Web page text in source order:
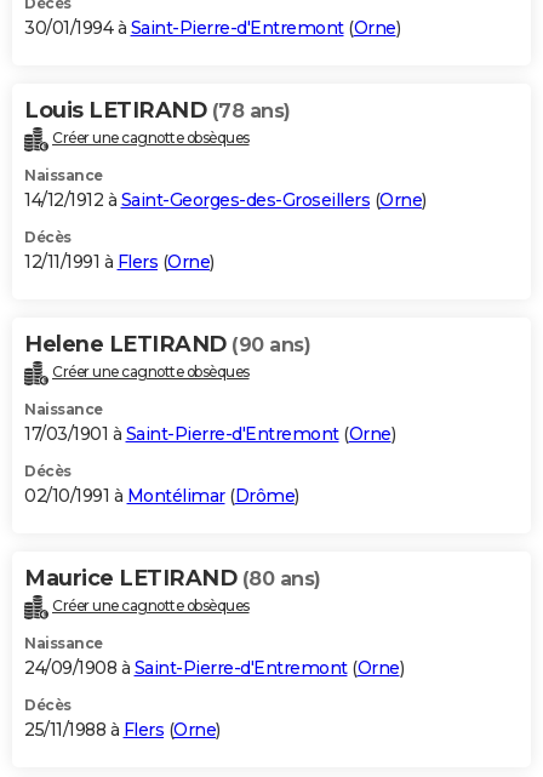
30/01/1994 à Saint-Pierre-d'Entremont(Orne)
Louis LETIRAND (78 ans)
Créer une cagnotte obsèques
Naissance
14/12/1912 à Saint-Georges-des-Groseillers (Orne)
Décès
12/11/1991 à Flers (Orne)
Helene LETIRAND (90 ans)
Créer une cagnotte obsèques
Naissance
17/03/1901 à Saint-Pierre-d'Entremont(Orne)
Décès
02/10/1991 à Montélimar(Drôme)
Maurice LETIRAND (80 ans)
Créer une cagnotte obsèques
Naissance
24/09/1908 à Saint-Pierre-d'Entremont(Orne)
Décès
25/11/1988 à Flers (Orne)